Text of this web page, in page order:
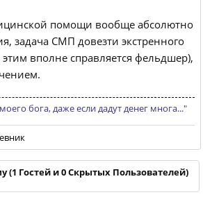
помощи вообще абсолютно
задача СМП довезти экстренного
вполне справляется фельдшер),
бога, даже если дадут денег многа..."
(1 Гостей и 0 Скрытых Пользователей)